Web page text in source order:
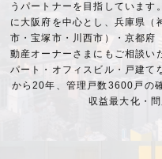
うパートナーを目指しています
に大阪府を中心とし、兵庫県（
市・宝塚市・川西市）・京都府
動産オーナーさまにもご相談い
パート・オフィスビル・戸建て
から20年、管理戸数3600戸の
収益最大化・